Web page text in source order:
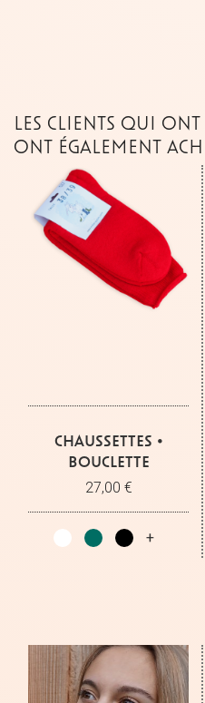
LES CLIENTS QUI
ONT ÉGALEMENT
CHAUSSETTES •
BOUCLETTE
27,00 €